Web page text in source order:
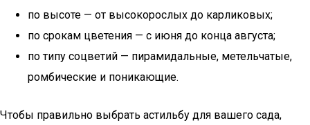
по высоте — от высокорослых до карликовых;
по срокам цветения — с июня до конца августа;
по типу соцветий — пирамидальные, метельчатые,
ромбические и поникающие.
Чтобы правильно выбрать астильбу для вашего сада,